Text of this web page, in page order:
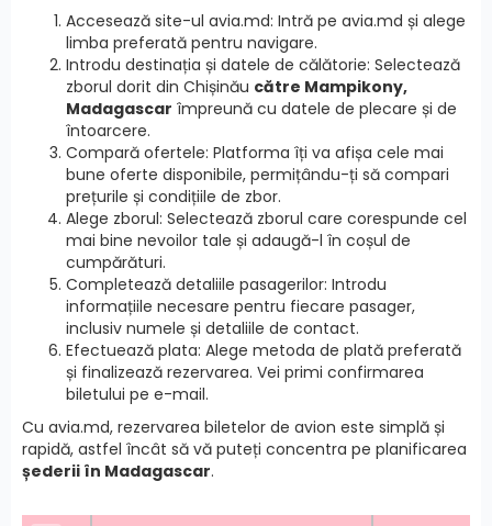
Accesează site-ul avia.md: Intră pe avia.md și alege
limba preferată pentru navigare.
Introdu destinația și datele de călătorie: Selectează
zborul dorit din Chișinău către Mampikony,
Madagascar împreună cu datele de plecare și de
întoarcere.
Compară ofertele: Platforma îți va afișa cele mai
bune oferte disponibile, permițându-ți să compari
prețurile și condițiile de zbor.
Alege zborul: Selectează zborul care corespunde cel
mai bine nevoilor tale și adaugă-l în coșul de
cumpărături.
Completează detaliile pasagerilor: Introdu
informațiile necesare pentru fiecare pasager,
inclusiv numele și detaliile de contact.
Efectuează plata: Alege metoda de plată preferată
și finalizează rezervarea. Vei primi confirmarea
biletului pe e-mail.
Cu avia.md, rezervarea biletelor de avion este simplă și
rapidă, astfel încât să vă puteți concentra pe planificarea
șederii în Madagascar.